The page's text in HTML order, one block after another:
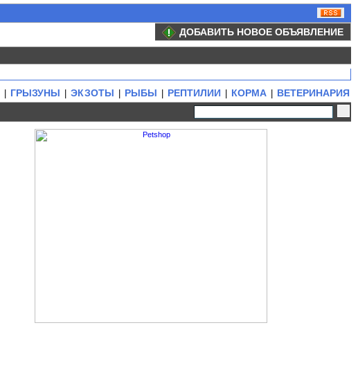
ДОБАВИТЬ НОВОЕ ОБЪЯВЛЕНИЕ
ГРЫЗУНЫ ЭКЗОТЫ РЫБЫ РЕПТИЛИИ КОРМА
ВЕТЕРИНАРИЯ